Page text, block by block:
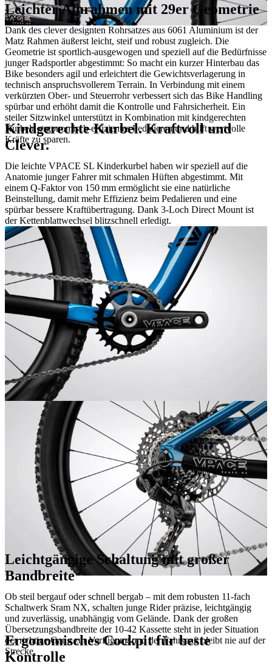
Leichter Alurahmen mit 29er Geometrie
Dank des clever designten Rohrsatzes aus 6061 Aluminium ist der
Matz Rahmen äußerst leicht, steif und robust zugleich. Die
Geometrie ist sportlich-ausgewogen und speziell auf die Bedürfnisse
junger Radsportler abgestimmt: So macht ein kurzer Hinterbau das
Bike besonders agil und erleichtert die Gewichtsverlagerung in
technisch anspruchsvollerem Terrain. In Verbindung mit einem
verkürzten Ober- und Steuerrohr verbessert sich das Bike Handling
spürbar und erhöht damit die Kontrolle und Fahrsicherheit. Ein
steiler Sitzwinkel unterstützt in Kombination mit kindgerechten
Kurbeln ergonomisch-effizientes Pedalieren und hilft wertvolle
Kräfte zu sparen.
Kindgerechte Kurbel. Kraftvoll und
Clever.
Die leichte VPACE SL Kinderkurbel haben wir speziell auf die
Anatomie junger Fahrer mit schmalen Hüften abgestimmt. Mit
einem Q-Faktor von 150 mm ermöglicht sie eine natürliche
Beinstellung, damit mehr Effizienz beim Pedalieren und eine
spürbar bessere Kraftübertragung. Dank 3-Loch Direct Mount ist
der Kettenblattwechsel blitzschnell erledigt.
Leichtgängige Schaltung mit großer
Bandbreite
Ob steil bergauf oder schnell bergab – mit dem robusten 11-fach
Schaltwerk Sram NX, schalten junge Rider präzise, leichtgängig
und zuverlässig, unabhängig vom Gelände. Dank der großen
Übersetzungsbandbreite der 10-42 Kassette steht in jeder Situation
der richtige Gang zur Verfügung und der Fahrspaß bleibt nie auf der
Strecke.
Ergonomisches Cockpit für beste
Kontrolle